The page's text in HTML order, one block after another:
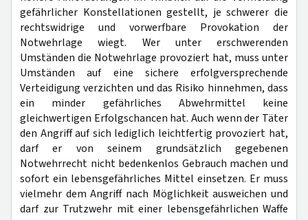
gefährlicher Konstellationen gestellt, je schwerer die
rechtswidrige und vorwerfbare Provokation der
Notwehrlage wiegt. Wer unter erschwerenden
Umständen die Notwehrlage provoziert hat, muss unter
Umständen auf eine sichere erfolgversprechende
Verteidigung verzichten und das Risiko hinnehmen, dass
ein minder gefährliches Abwehrmittel keine
gleichwertigen Erfolgschancen hat. Auch wenn der Täter
den Angriff auf sich lediglich leichtfertig provoziert hat,
darf er von seinem grundsätzlich gegebenen
Notwehrrecht nicht bedenkenlos Gebrauch machen und
sofort ein lebensgefährliches Mittel einsetzen. Er muss
vielmehr dem Angriff nach Möglichkeit ausweichen und
darf zur Trutzwehr mit einer lebensgefährlichen Waffe